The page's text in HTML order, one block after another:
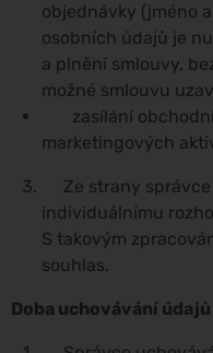
objednávky (jméno
osobních údajů je
a plnění smlouvy,
možné smlouvu
zasílání
marketingových
Ze strany správce
individuálnímu
S takovým
souhlas.
Doba uchovávání údajů